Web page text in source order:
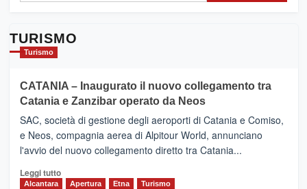
TURISMO
Turismo
CATANIA – Inaugurato il nuovo collegamento tra
Catania e Zanzibar operato da Neos
SAC, società di gestione degli aeroporti di Catania e Comiso,
e Neos, compagnia aerea di Alpitour World, annunciano
l'avvio del nuovo collegamento diretto tra Catania...
Leggi tuttoLeggi
Alcantara Apertura Etna Turismo